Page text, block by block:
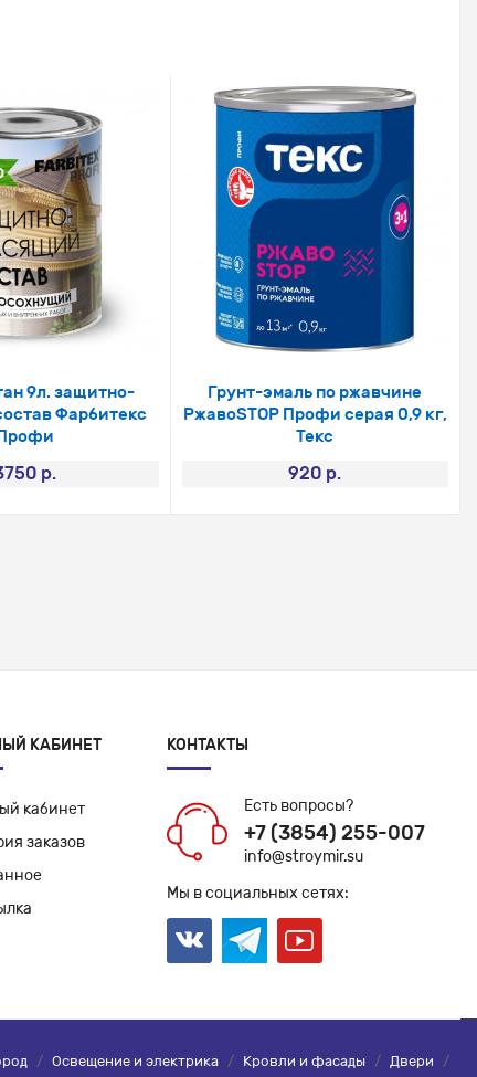
9л. защитно-
Фарбитекс
р.
Грунт-эмаль по ржавчине
РжавоSTOP Профи серая 0,9 кг,
Текс
920 р.
КАБИНЕТ
кабинет
заказов
КОНТАКТЫ
Есть вопросы?
+7 (3854) 255-007
info@stroymir.su
Мы в социальных сетях:
/ Освещение и электрика / Кровли и фасады / Двери /